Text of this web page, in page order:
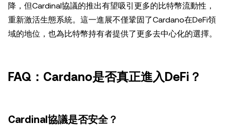
降，但Cardinal協議的推出有望吸引更多的比特幣流動性，
重新激活生態系統。這一進展不僅鞏固了Cardano在DeFi領
域的地位，也為比特幣持有者提供了更多去中心化的選擇。
FAQ：Cardano是否真正進入DeFi？
Cardinal協議是否安全？